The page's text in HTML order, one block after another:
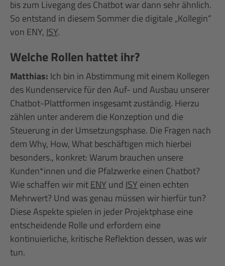
bis zum Livegang des Chatbot war dann sehr ähnlich.
So entstand in diesem Sommer die digitale „Kollegin“
von ENY, ISY.
Welche Rollen hattet ihr?
Matthias: Ich bin in Abstimmung mit einem Kollegen
des Kundenservice für den Auf- und Ausbau unserer
Chatbot-Plattformen insgesamt zuständig. Hierzu
zählen unter anderem die Konzeption und die
Steuerung in der Umsetzungsphase. Die Fragen nach
dem Why, How, What beschäftigen mich hierbei
besonders., konkret: Warum brauchen unsere
Kunden*innen und die Pfalzwerke einen Chatbot?
Wie schaffen wir mitENY und ISY einen echten
Mehrwert? Und was genau müssen wir hierfür tun?
Diese Aspekte spielen in jeder Projektphase eine
entscheidende Rolle und erfordern eine
kontinuierliche, kritische Reflektion dessen, was wir
tun.